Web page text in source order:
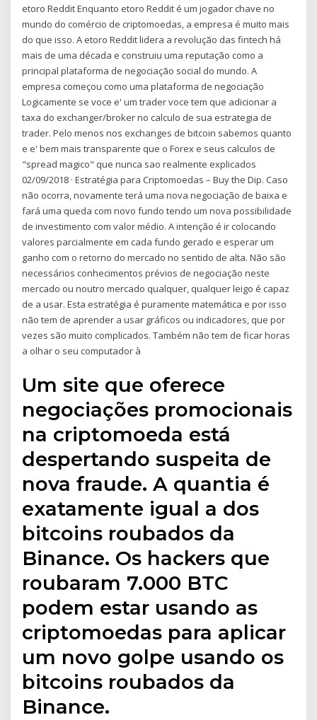
etoro Reddit Enquanto etoro Reddit é um jogador chave no
mundo do comércio de criptomoedas, a empresa é muito mais
do que isso. A etoro Reddit lidera a revolução das fintech há
mais de uma década e construiu uma reputação como a
principal plataforma de negociação social do mundo. A
empresa começou como uma plataforma de negociação
Logicamente se voce e' um trader voce tem que adicionar a
taxa do exchanger/broker no calculo de sua estrategia de
trader. Pelo menos nos exchanges de bitcoin sabemos quanto
e e' bem mais transparente que o Forex e seus calculos de
"spread magico" que nunca sao realmente explicados
02/09/2018 · Estratégia para Criptomoedas – Buy the Dip. Caso
não ocorra, novamente terá uma nova negociação de baixa e
fará uma queda com novo fundo tendo um nova possibilidade
de investimento com valor médio. A intenção é ir colocando
valores parcialmente em cada fundo gerado e esperar um
ganho com o retorno do mercado no sentido de alta. Não são
necessários conhecimentos prévios de negociação neste
mercado ou noutro mercado qualquer, qualquer leigo é capaz
de a usar. Esta estratégia é puramente matemática e por isso
não tem de aprender a usar gráficos ou indicadores, que por
vezes são muito complicados. Também não tem de ficar horas
a olhar o seu computador à
Um site que oferece
negociações promocionais
na criptomoeda está
despertando suspeita de
nova fraude. A quantia é
exatamente igual a dos
bitcoins roubados da
Binance. Os hackers que
roubaram 7.000 BTC
podem estar usando as
criptomoedas para aplicar
um novo golpe usando os
bitcoins roubados da
Binance.